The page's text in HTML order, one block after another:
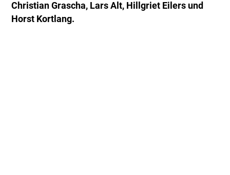
Christian Grascha, Lars Alt, Hillgriet Eilers und
Horst Kortlang.